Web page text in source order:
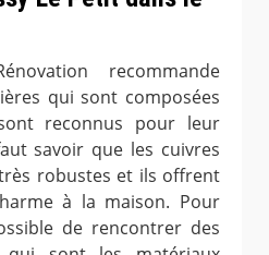
recommande
qui sont composées
reconnus pour leur
savoir que les cuivres
robustes et ils offrent
à la maison. Pour
de rencontrer des